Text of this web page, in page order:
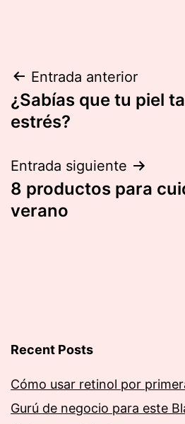
Navegación
de
Entrada anterior
¿Sabías que tu piel
estrés?
Entrada siguiente
8 productos para
verano
Recent Posts
Cómo usar retinol por
Gurú de negocio para este